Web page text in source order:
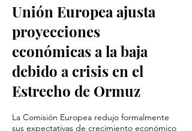
Unión Europea ajusta
proyecciones
económicas a la baja
debido a crisis en el
Estrecho de Ormuz
La Comisión Europea redujo formalmente
sus expectativas de crecimiento económico